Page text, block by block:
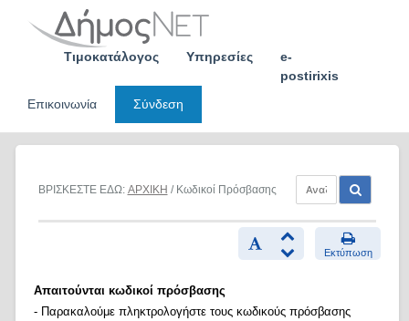
Τιμοκατάλογος Υπηρεσίες
e-
postirixis
Επικοινωνία
Σύνδεση
ΒΡΙΣΚΕΣΤΕ ΕΔΩ: ΑΡΧΙΚΗ / Κωδικοί Πρόσβασης
Εκτύπωση
Απαιτούνται κωδικοί πρόσβασης
- Παρακαλούμε πληκτρολογήστε τους κωδικούς πρόσβασης